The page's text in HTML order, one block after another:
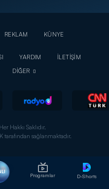
Programlar D-Shorts
REKLAM
KÜNYE
YARDIM
İLETİŞİM
DİĞER
Hakkı Saklıdır.
sağlanmaktadır.